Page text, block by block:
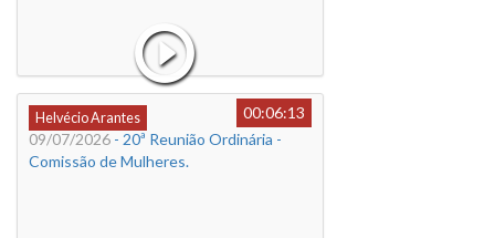
Helvécio Arantes
00:06:13
09/07/2026 - 20ª Reunião Ordinária -
Comissão de Mulheres.